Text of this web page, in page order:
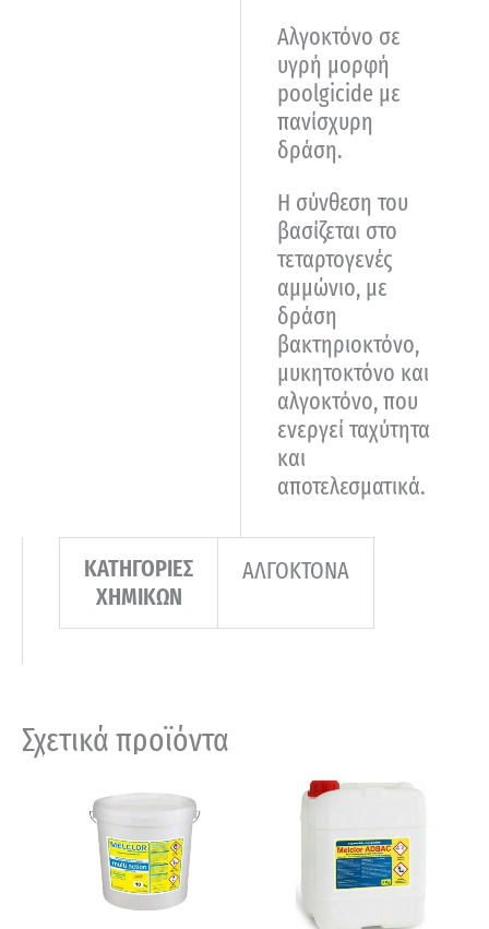
Αλγοκτόνο σε
υγρή μορφή
poolgicide με
πανίσχυρη
δράση.
Η σύνθεση του
βασίζεται στο
τεταρτογενές
αμμώνιο, με
δράση
βακτηριοκτόνο,
μυκητοκτόνο και
αλγοκτόνο, που
ενεργεί ταχύτητα
και
αποτελεσματικά.
ΚΑΤΗΓΟΡΙΕΣ
ΧΗΜΙΚΩΝ
ΑΛΓΟΚΤΟΝΑ
Σχετικά προϊόντα
93,00 €
through
229,70 €